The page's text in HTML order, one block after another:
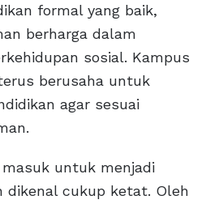
formal yang baik,
berharga dalam
sosial. Kampus
berusaha untuk
agar sesuai
untuk menjadi
dikenal cukup ketat. Oleh